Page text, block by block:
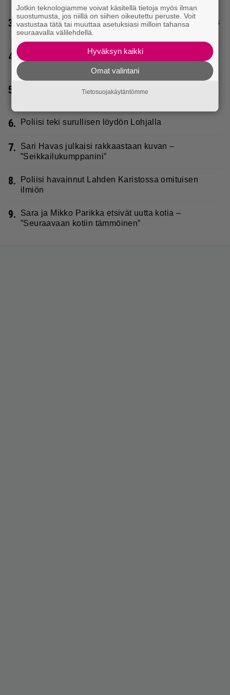
3.
Seiska: Laulaja Frederik lyttäsi Eput – johan oli taas
kielen käyttöä
4.
Kaija Koolta ikävä ilmoitus – Juha Tapio kiirehti
apuun
5.
IS: Mysteerivideolla esiintynyt Tanssii tähtien
6. Poliisi teki surullisen löydön Lohjalla
7.
Sari Havas julkaisi rakkaastaan kuvan –
”Seikkailukumppanini”
8.
Poliisi havainnut Lahden Karistossa omituisen
ilmiön
9.
Sara ja Mikko Parikka etsivät uutta kotia –
”Seuraavaan kotiin tämmöinen”
Jotkin teknologiamme voivat käsitellä tietoja myös ilman
suostumusta, jos niillä on siihen oikeutettu peruste. Voit
vastustaa tätä tai muuttaa asetuksiasi milloin tahansa
seuraavalla välilehdellä.
Hyväksyn kaikki
Omat valintani
Tietosuojakäytäntömme